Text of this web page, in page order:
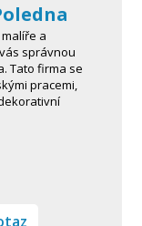
a
správnou
Tato firma se
pracemi,